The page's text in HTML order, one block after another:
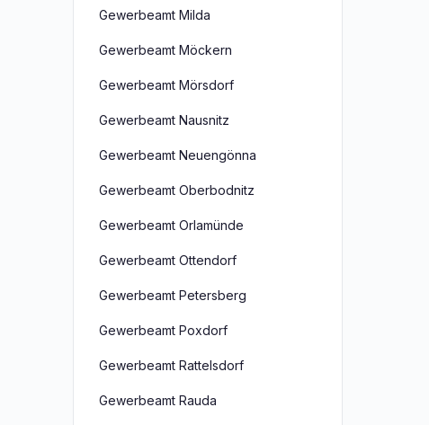
Gewerbeamt Milda
Gewerbeamt Möckern
Gewerbeamt Mörsdorf
Gewerbeamt Nausnitz
Gewerbeamt Neuengönna
Gewerbeamt Oberbodnitz
Gewerbeamt Orlamünde
Gewerbeamt Ottendorf
Gewerbeamt Petersberg
Gewerbeamt Poxdorf
Gewerbeamt Rattelsdorf
Gewerbeamt Rauda